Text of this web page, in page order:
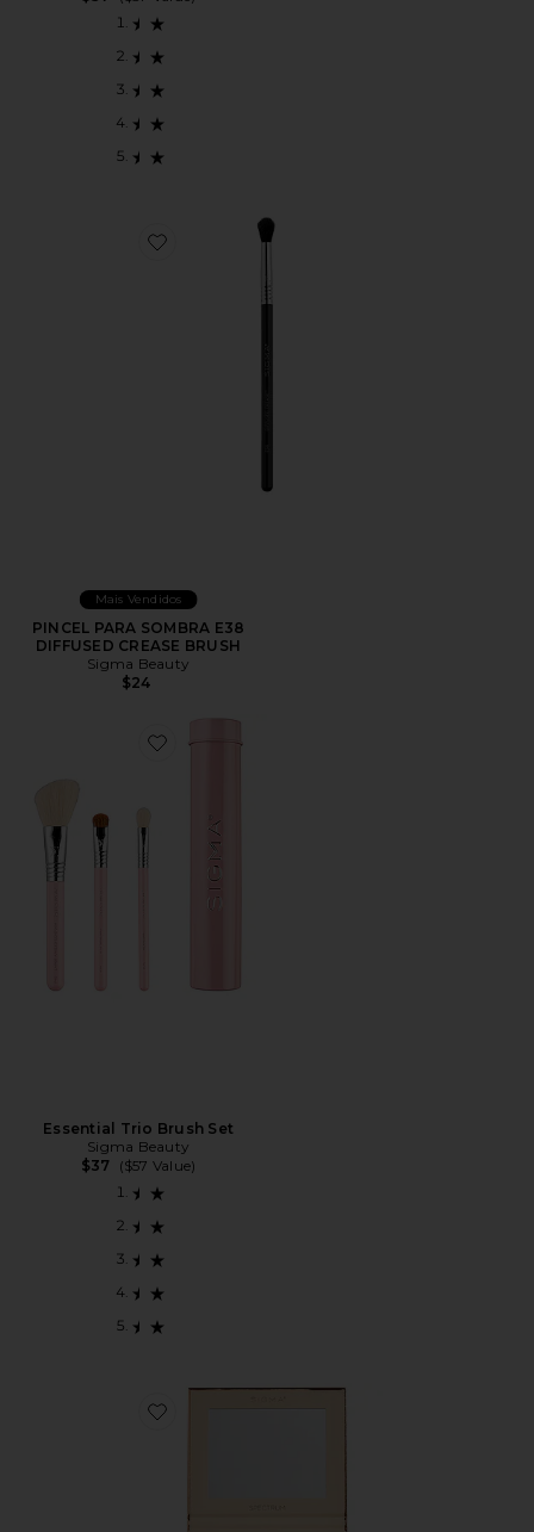
Favorite PINCEL PARA SOMBRA E38 DIFFUSED
Mais Vendidos
PINCEL PARA SOMBRA E38
DIFFUSED CREASE BRUSH
Sigma Beauty
$24
Favorite Essential Trio Brush Set
Essential Trio Brush Set
Sigma Beauty
$37 ($57 Value)
Favorite PALETA DE SOMBRAS SPECTRUM